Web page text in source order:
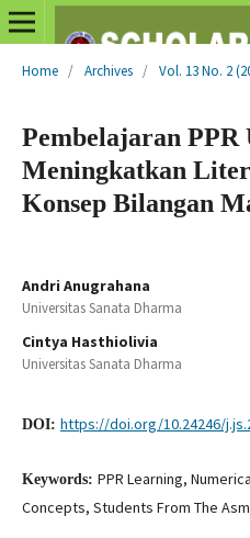
Home / Archives / Vol. 13 No. 2
Pembelajaran PPR
Meningkatkan
Konsep Bilangan
Andri Anugrahana
Universitas Sanata Dharma
Cintya Hasthiolivia
Universitas Sanata Dharma
DOI: https://doi.org/10.24246/
Keywords: PPR Learning,
Concepts, Students From The